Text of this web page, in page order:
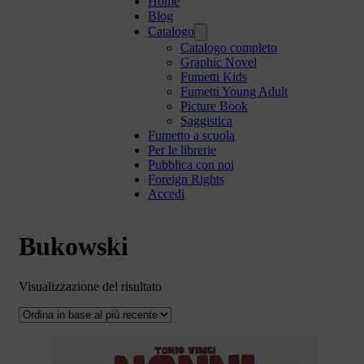
Blog
Catalogo
Catalogo completo
Graphic Novel
Fumetti Kids
Fumetti Young Adult
Picture Book
Saggistica
Fumetto a scuola
Per le librerie
Pubblica con noi
Foreign Rights
Accedi
Bukowski
Visualizzazione del risultato